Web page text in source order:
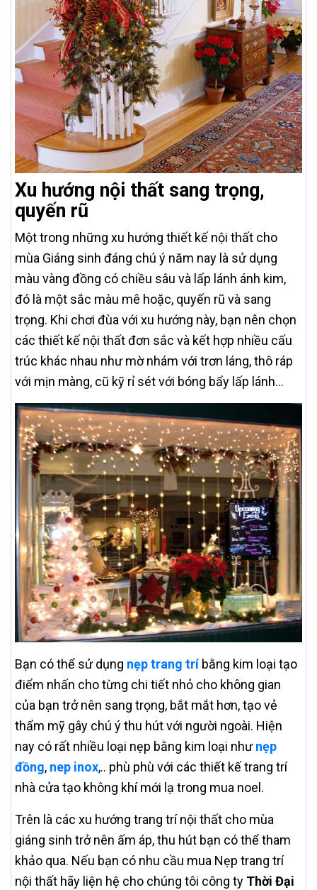
Xu hướng nội thất sang trọng,
quyến rũ
Một trong những xu hướng thiết kế nội thất cho
mùa Giáng sinh đáng chú ý năm nay là sử dụng
màu vàng đồng có chiều sâu và lấp lánh ánh kim,
đó là một sắc màu mê hoặc, quyến rũ và sang
trọng. Khi chơi đùa với xu hướng này, bạn nên chọn
các thiết kế nội thất đơn sắc và kết hợp nhiều cấu
trúc khác nhau như mờ nhám với trơn láng, thô ráp
với mịn màng, cũ kỹ rỉ sét với bóng bẩy lấp lánh…
Bạn có thể sử dụng nẹp trang tríbằng kim loại tạo
điểm nhấn cho từng chi tiết nhỏ cho không gian
của bạn trở nên sang trọng, bắt mắt hơn, tạo vẻ
thẩm mỹ gây chú ý thu hút với người ngoài. Hiện
nay có rất nhiều loại nẹp bằng kim loại nhưnẹp
đồng, nep inox,.. phù phù với các thiết kế trang trí
nhà cửa tạo không khí mới lạ trong mua noel.
Trên là các xu hướng trang trí nội thất cho mùa
giáng sinh trở nên ấm áp, thu hút bạn có thể tham
khảo qua. Nếu bạn có nhu cầu mua Nẹp trang trí
nội thất hãy liện hệ cho chúng tôi công ty Thời Đại